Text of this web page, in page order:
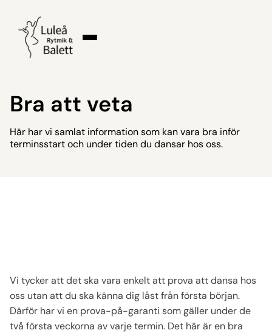
Bra att veta
Här har vi samlat information som kan vara bra inför
terminsstart och under tiden du dansar hos oss.
Vi tycker att det ska vara enkelt att prova att dansa hos
oss utan att du ska känna dig låst från första början.
Därför har vi en prova-på-garanti som gäller under de
två första veckorna av varje termin. ​Det här är en bra